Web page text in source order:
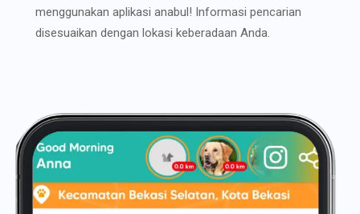
menggunakan aplikasi anabul! Informasi pencarian
disesuaikan dengan lokasi keberadaan Anda.